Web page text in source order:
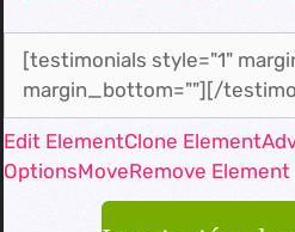
Edit ElementClone Element
OptionsMoveRemove Element